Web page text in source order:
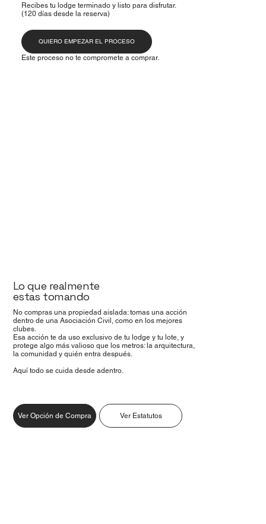
Recibes tu lodge terminado y listo para disfrutar.
(120 días desde la reserva)
QUIERO EMPEZAR EL PROCESO
Este proceso no te compromete a comprar.
Lo que realmente
estas tomando
No compras una propiedad aislada: tomas una acción
dentro de una Asociación Civil, como en los mejores
clubes.
Esa acción te da uso exclusivo de tu lodge y tu lote, y
protege algo más valioso que los metros: la arquitectura,
la comunidad y quién entra después.
Aquí todo se cuida desde adentro.
Ver Opción de Compra Ver Estatutos